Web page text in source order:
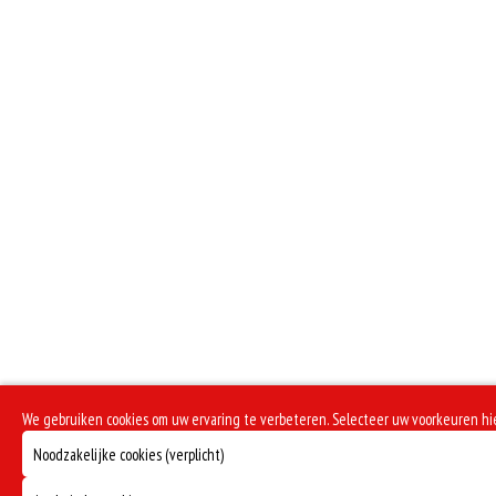
We gebruiken cookies om uw ervaring te verbeteren. Selecteer uw voorkeuren
Noodzakelijke cookies (verplicht)